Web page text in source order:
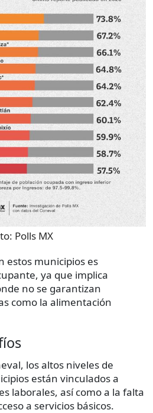
Polls MX
estos municipios es
ya que implica
no se garantizan
como la alimentación
los altos niveles de
están vinculados a
laborales, así como a la falta
a servicios básicos.